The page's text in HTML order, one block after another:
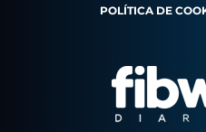
POLÍTICA DE